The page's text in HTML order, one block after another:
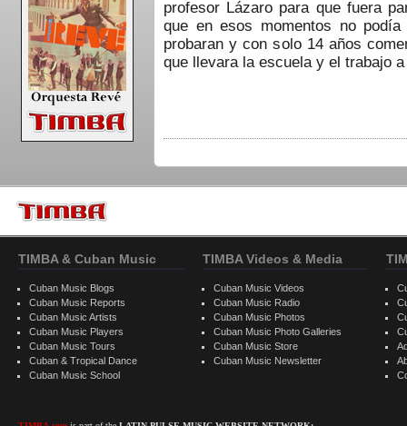
profesor Lázaro para que fuera
que en esos momentos no
probaran y con solo 14 años
que llevara la escuela y el trabajo
TIMBA & Cuban Music
Cuban Music Blogs
Cuban Music Reports
Cuban Music Artists
Cuban Music Players
Cuban Music Tours
Cuban & Tropical Dance
Cuban Music School
TIMBA Videos & Media
Cuban Music Videos
Cuban Music Radio
Cuban Music Photos
Cuban Music Photo Galleries
Cuban Music Store
Cuban Music Newsletter